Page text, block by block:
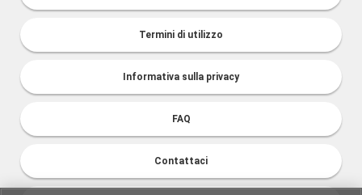
Termini di utilizzo
Informativa sulla privacy
FAQ
Contattaci